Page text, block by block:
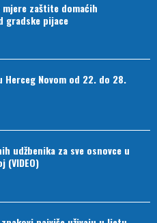
mjere zaštite domaćih
gradske pijace
Novom od 22. do 28.
udžbenika za sve osnovce u
(VIDEO)